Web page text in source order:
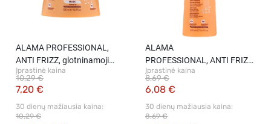
ALAMA PROFESSIONAL,
ANTI FRIZZ, glotninamoji
plaukų kaukė, 500 ml.
Įprastinė kaina
7,20 €
10,29 €
30 dienų mažiausia kaina:
10,29 €
ALAMA
PROFESSIONAL, ANTI FRIZZ,
glotninamasis šampūnas,
500 ml.
Įprastinė kaina
6,08 €
8,69 €
30 dienų mažiausia kaina:
8,69 €